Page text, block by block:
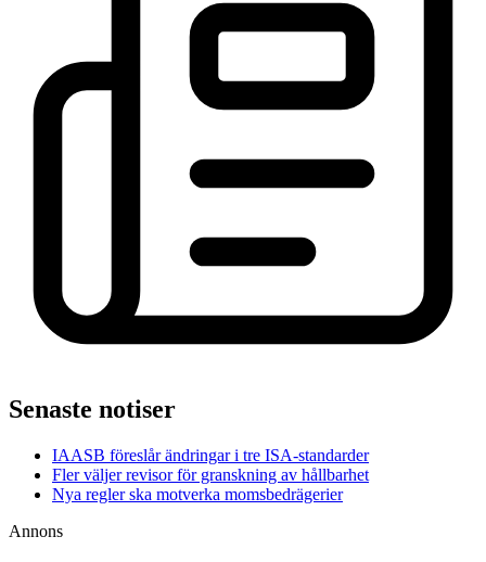
Senaste notiser
IAASB föreslår ändringar i tre ISA-standarder
Fler väljer revisor för granskning av hållbarhet
Nya regler ska motverka momsbedrägerier
Annons